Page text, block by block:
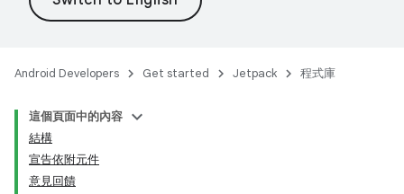
Android Developers Get started Jetpack 程式庫
這個頁面中的內容
結構
宣告依附元件
意見回饋